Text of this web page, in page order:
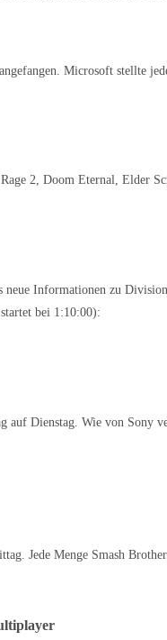
Microsoft stellte
2, Doom Eternal, Elder
Informationen zu
bei 1:10:00):
Dienstag. Wie von Sony
Jede Menge Smash